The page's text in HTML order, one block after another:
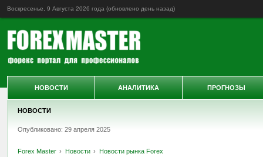
Воскресенье, 9 Августа 2026 года (обновлено день назад)
НОВОСТИ
Опубликовано: 29 апреля 2025
Forex Master Новости Новости рынка Forex
НОВОСТИ АНАЛИТИКА ПРОГНОЗЫ